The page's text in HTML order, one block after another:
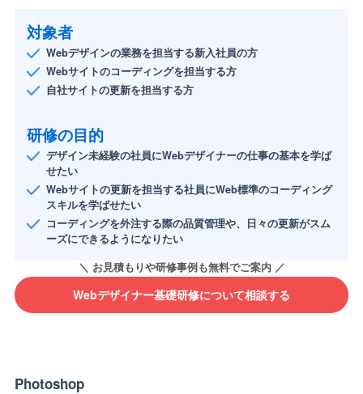
対象者
Webデザインの業務を担当する新入社員の方
Webサイトのコーディングを担当する方
自社サイトの更新を担当する方
研修の目的
デザイン未経験の社員にWebデザイナーの仕事の基本を学ば
せたい
Webサイトの更新を担当する社員にWeb標準のコーディング
スキルを学ばせたい
コーディングを外注する際の品質管理や、日々の更新がスム
ーズにできるようになりたい
Webデザイナー基礎研修について相談する
Photoshop